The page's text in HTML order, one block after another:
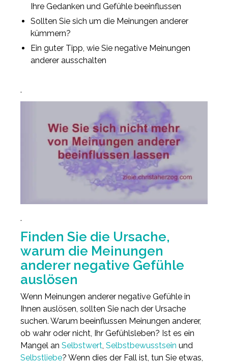
Ihre Gedanken und Gefühle beeinflussen
Sollten Sie sich um die Meinungen anderer
kümmern?
Ein guter Tipp, wie Sie negative Meinungen
anderer ausschalten
.
.
Finden Sie die Ursache,
warum die Meinungen
anderer negative Gefühle
auslösen
Wenn Meinungen anderer negative Gefühle in
Ihnen auslösen, sollten Sie nach der Ursache
suchen. Warum beeinflussen Meinungen anderer,
ob wahr oder nicht, Ihr Gefühlsleben? Ist es ein
Mangel an Selbstwert Selbstbewusstsein und
Selbstliebe? Wenn dies der Fall ist, tun Sie etwas,